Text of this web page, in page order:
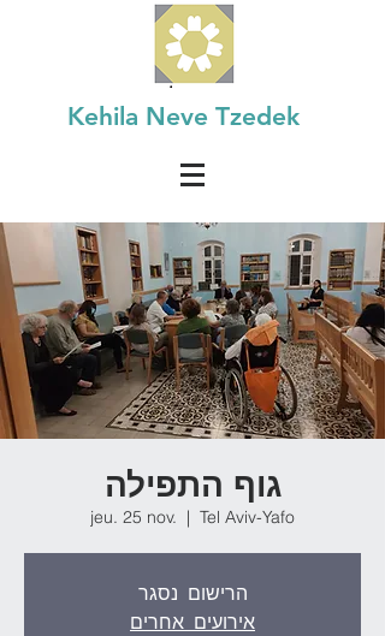
Kehila Neve Tzedek
גוף התפילה
jeu. 25 nov.
  |
Tel Aviv-Yafo
הרישום נסגר
אירועים אחרים